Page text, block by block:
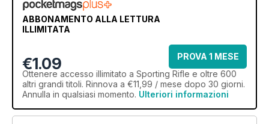
ABBONAMENTO ALLA LETTURA
ILLIMITATA
€1.09
PROVA 1 MESE
Ottenere accesso illimitato a Sporting Rifle e oltre 600
altri grandi titoli. Rinnova a €11,99 / mese dopo 30 giorni.
Annulla in qualsiasi momento. Ulteriori informazioni